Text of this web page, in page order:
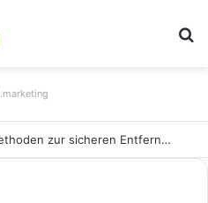
Holz Pendelleuchten: Eleganz und Nachhaltigkeit für Ihr Zuhause